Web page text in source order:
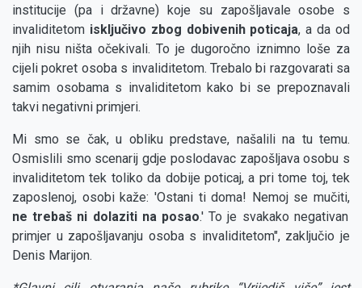
institucije (pa i državne) koje su zapošljavale osobe s
invaliditetom isključivo zbog dobivenih poticaja, a da od
njih nisu ništa očekivali. To je dugoročno iznimno loše za
cijeli pokret osoba s invaliditetom. Trebalo bi razgovarati sa
samim osobama s invaliditetom kako bi se prepoznavali
takvi negativni primjeri.
Mi smo se čak, u obliku predstave, našalili na tu temu.
Osmislili smo scenarij gdje poslodavac zapošljava osobu s
invaliditetom tek toliko da dobije poticaj, a pri tome toj, tek
zaposlenoj, osobi kaže: 'Ostani ti doma! Nemoj se mučiti,
ne trebaš ni dolaziti na posao.' To je svakako negativan
primjer u zapošljavanju osoba s invaliditetom", zaključio je
Denis Marijon.